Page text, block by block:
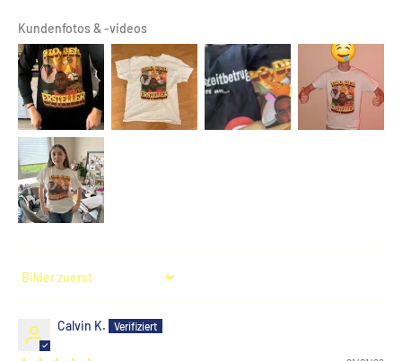
Kundenfotos & -videos
Sort by
Calvin K.